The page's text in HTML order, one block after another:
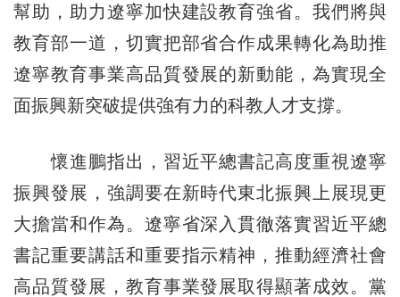
幫助，助力遼寧加快建設教育強省。我們將與
教育部一道，切實把部省合作成果轉化為助推
遼寧教育事業高品質發展的新動能，為實現全
面振興新突破提供強有力的科教人才支撐。
懷進鵬指出，習近平總書記高度重視遼寧
振興發展，強調要在新時代東北振興上展現更
大擔當和作為。遼寧省深入貫徹落實習近平總
書記重要講話和重要指示精神，推動經濟社會
高品質發展，教育事業發展取得顯著成效。黨